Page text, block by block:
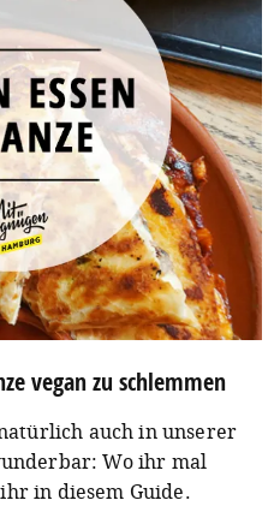
vegan zu schlemmen
auch in unserer
Wo ihr mal
in diesem Guide.